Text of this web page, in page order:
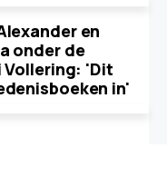
en
onder de
Vollering: 'Dit
in'